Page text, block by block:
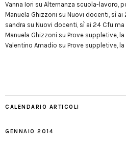
Vanna Iori su Alternanza scuola-lavoro,
Manuela Ghizzoni su Nuovi docenti, sì ai
sandra su Nuovi docenti, sì ai 24 Cfu
Manuela Ghizzoni su Prove suppletive,
Valentino Amadio su Prove suppletive,
CALENDARIO ARTICOLI
GENNAIO 2014